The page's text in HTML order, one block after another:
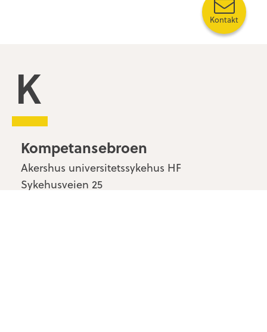
Kompetansebroen
Kompetansebroen
Akershus universitetssykehus HF
Sykehusveien 25
Kontakt